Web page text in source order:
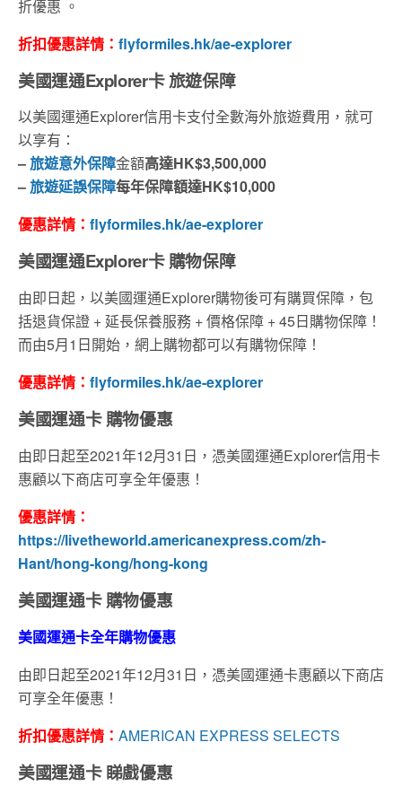
折優惠 。
折扣優惠詳情： flyformiles.hk/ae-explorer
美國運通Explorer卡旅遊保障
以美國運通Explorer信用卡支付全數海外旅遊費用，就可
以享有：
–旅遊意外保障金額高達HK$3,500,000
–旅遊延誤保障每年保障額達HK$10,000
優惠詳情： flyformiles.hk/ae-explorer
美國運通Explorer卡 購物保障
由即日起，以美國運通Explorer購物後可有購買保障，包
括退貨保證 + 延長保養服務 + 價格保障 + 45日購物保障！
而由5月1日開始，網上購物都可以有購物保障！
優惠詳情： flyformiles.hk/ae-explorer
美國運通卡 購物優惠
由即日起至2021年12月31日，憑美國運通Explorer信用卡
惠顧以下商店可享全年優惠！
優惠詳情：
https://livetheworld.americanexpress.com/zh-
Hant/hong-kong/hong-kong
美國運通卡 購物優惠
美國運通卡全年購物優惠
由即日起至2021年12月31日，憑美國運通卡惠顧以下商店
可享全年優惠！
折扣優惠詳情： AMERICAN EXPRESS SELECTS
美國運通卡 睇戲優惠